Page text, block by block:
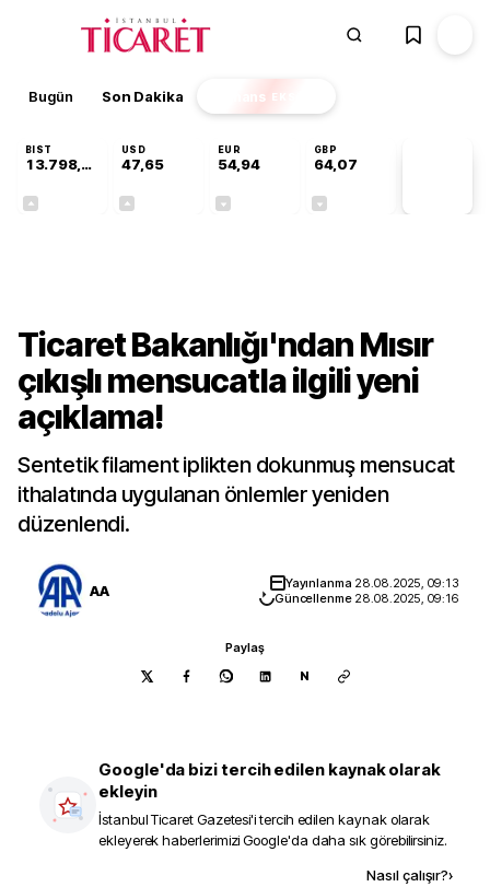
Bugün Son Dakika Finans EKSTRA
BIST
13.798,82
USD
47,65
EUR
54,94
GBP
64,07
Ticaret Bakanlığı'ndan Mısır
çıkışlı mensucatla ilgili yeni
açıklama!
Sentetik filament iplikten dokunmuş mensucat
ithalatında uygulanan önlemler yeniden
düzenlendi.
AA Yayınlanma 28.08.2025, 09:13
Güncellenme 28.08.2025, 09:16
Paylaş
N
Google'da bizi tercih edilen kaynak olarak
ekleyin
İstanbul Ticaret Gazetesi'i tercih edilen kaynak olarak
ekleyerek haberlerimizi Google'da daha sık görebilirsiniz.
Nasıl çalışır?›